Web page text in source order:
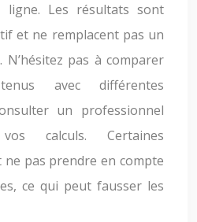
ligne. Les résultats sont
et ne remplacent pas un
N’hésitez pas à comparer
avec différentes
un professionnel
calculs. Certaines
ne pas prendre en compte
ce qui peut fausser les